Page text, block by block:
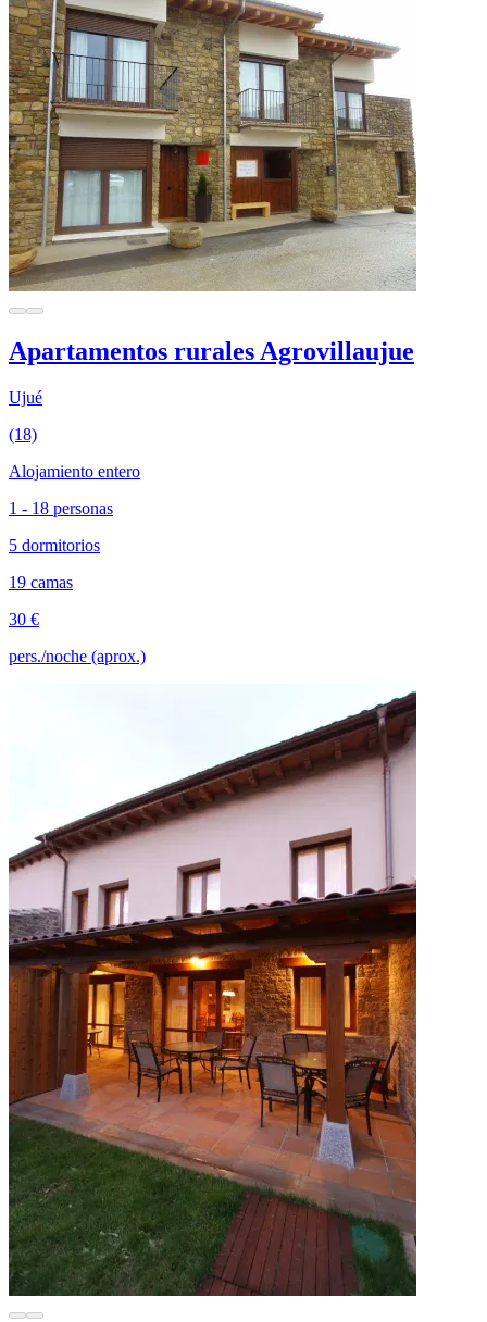
Apartamentos rurales Agrovillaujue
Ujué
(18)
Alojamiento entero
1 - 18 personas
5 dormitorios
19 camas
30 €
pers./noche (aprox.)